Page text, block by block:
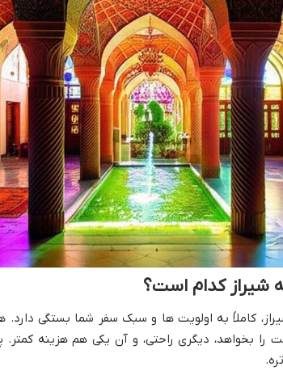
شیراز کدام است؟
کاملاً به اولویت ها و سبک سفر شما بستگی
بخواهد، دیگری راحتی، و آن یکی هم هزینه کمتر.